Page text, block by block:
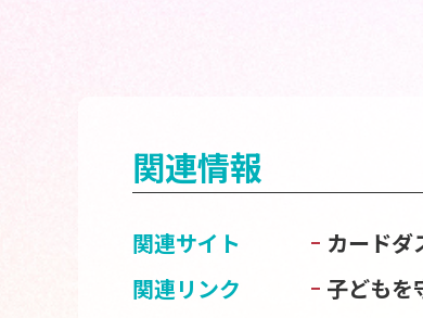
関連情報
関連サイト カードダ
関連リンク
子どもを